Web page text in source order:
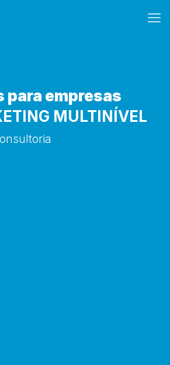
para empresas
MULTINÍVEL